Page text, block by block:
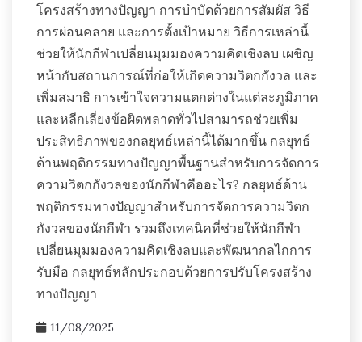
โครงสร้างทางปัญญา การบำบัดด้วยการสัมผัส วิธี
การผ่อนคลาย และการตั้งเป้าหมาย วิธีการเหล่านี้
ช่วยให้นักกีฬาเปลี่ยนมุมมองความคิดเชิงลบ เผชิญ
หน้ากับสถานการณ์ที่ก่อให้เกิดความวิตกกังวล และ
เพิ่มสมาธิ การเข้าใจความแตกต่างในแต่ละภูมิภาค
และหลีกเลี่ยงข้อผิดพลาดทั่วไปสามารถช่วยเพิ่ม
ประสิทธิภาพของกลยุทธ์เหล่านี้ได้มากขึ้น กลยุทธ์
ด้านพฤติกรรมทางปัญญาพื้นฐานสำหรับการจัดการ
ความวิตกกังวลของนักกีฬาคืออะไร? กลยุทธ์ด้าน
พฤติกรรมทางปัญญาสำหรับการจัดการความวิตก
กังวลของนักกีฬา รวมถึงเทคนิคที่ช่วยให้นักกีฬา
เปลี่ยนมุมมองความคิดเชิงลบและพัฒนากลไกการ
รับมือ กลยุทธ์หลักประกอบด้วยการปรับโครงสร้าง
ทางปัญญา
11/08/2025